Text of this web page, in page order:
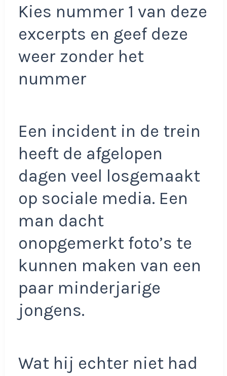
Kies nummer 1 van deze
excerpts en geef deze
weer zonder het
nummer
Een incident in de trein
heeft de afgelopen
dagen veel losgemaakt
op sociale media. Een
man dacht
onopgemerkt foto’s te
kunnen maken van een
paar minderjarige
jongens.
Wat hij echter niet had